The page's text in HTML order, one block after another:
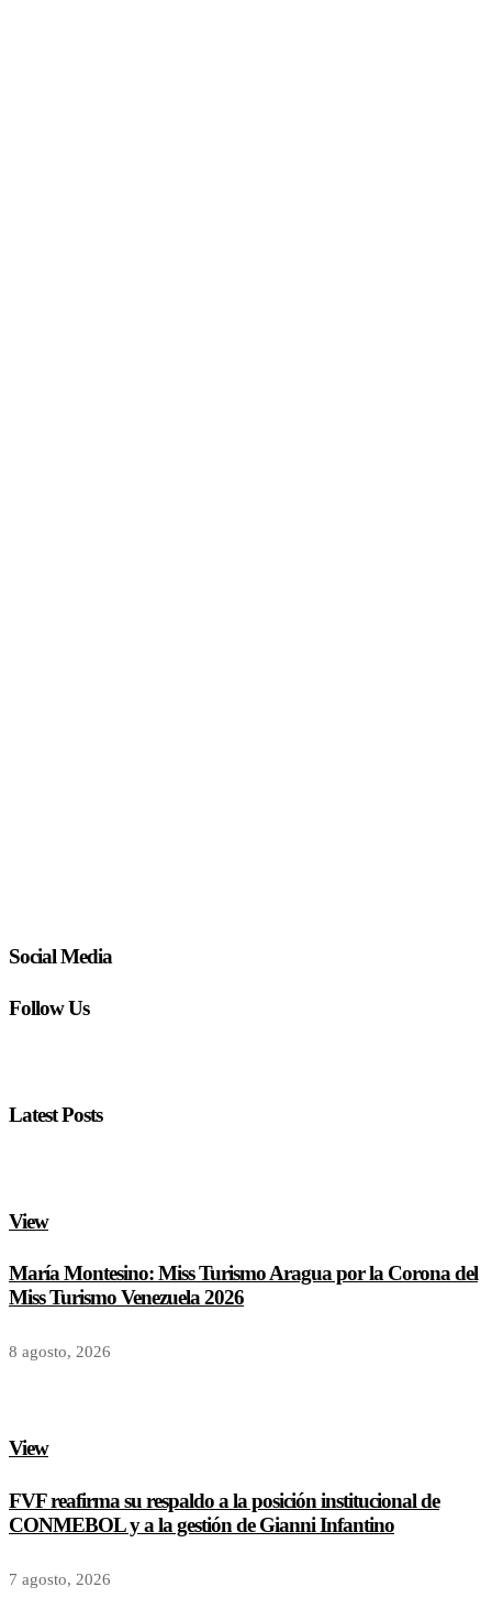
Social Media
Follow Us
Latest Posts
View
María Montesino: Miss Turismo Aragua por la Corona del
Miss Turismo Venezuela 2026
8 agosto, 2026
View
FVF reafirma su respaldo a la posición institucional de
CONMEBOL y a la gestión de Gianni Infantino
7 agosto, 2026